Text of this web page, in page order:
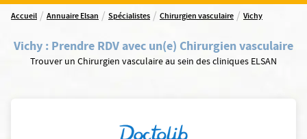
Accueil / Annuaire Elsan / Spécialistes / Chirurgien vasculaire / Vichy
Vichy : Prendre RDV avec un(e) Chirurgien vasculaire
Trouver un Chirurgien vasculaire au sein des cliniques ELSAN